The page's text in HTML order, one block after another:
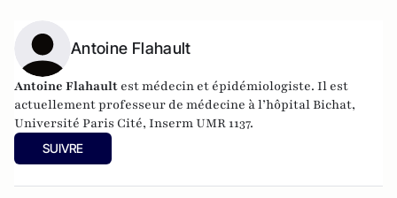
Antoine Flahault
Antoine Flahault est médecin et épidémiologiste. Il est
actuellement professeur de médecine à l’hôpital Bichat,
Université Paris Cité, Inserm UMR 1137.
SUIVRE